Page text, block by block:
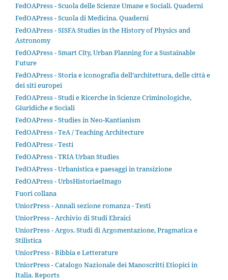
FedOAPress - Scuola delle Scienze Umane e Sociali. Quaderni
FedOAPress - Scuola di Medicina. Quaderni
FedOAPress - SISFA Studies in the History of Physics and
Astronomy
FedOAPress - Smart City, Urban Planning for a Sustainable
Future
FedOAPress - Storia e iconografia dell’architettura, delle città e
dei siti europei
FedOAPress - Studi e Ricerche in Scienze Criminologiche,
Giuridiche e Sociali
FedOAPress - Studies in Neo-Kantianism
FedOAPress - TeA / Teaching Architecture
FedOAPress - Testi
FedOAPress - TRIA Urban Studies
FedOAPress - Urbanistica e paesaggi in transizione
FedOAPress - UrbsHistoriaeImago
Fuori collana
UniorPress - Annali sezione romanza - Testi
UniorPress - Archivio di Studi Ebraici
UniorPress - Argos. Studi di Argomentazione, Pragmatica e
Stilistica
UniorPress - Bibbia e Letterature
UniorPress - Catalogo Nazionale dei Manoscritti Etiopici in
Italia. Reports